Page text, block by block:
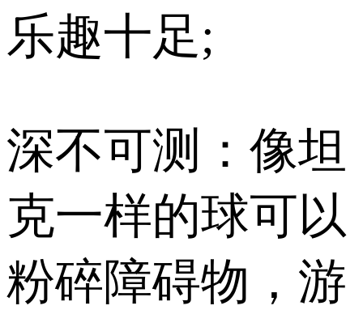
乐趣十足;
深不可测：像坦
克一样的球可以
粉碎障碍物，游